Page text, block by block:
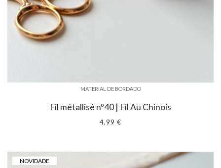
MATERIAL DE BORDADO
Fil métallisé nº40 | Fil Au Chinois
4,99 €
NOVIDADE